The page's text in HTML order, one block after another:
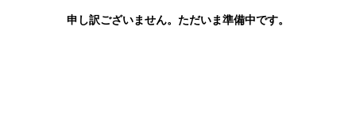
申し訳ございません。ただいま準備中です。